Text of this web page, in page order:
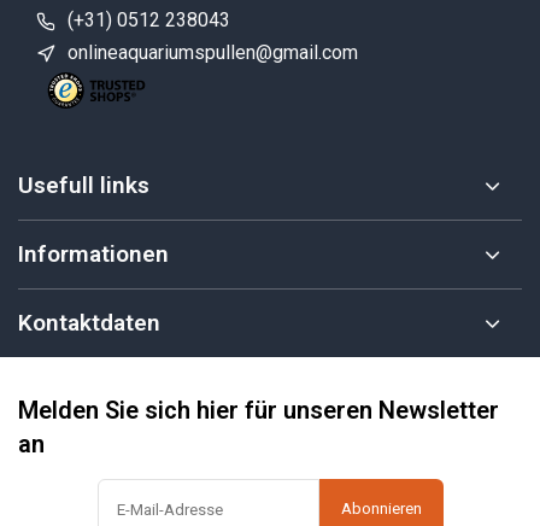
(+31) 0512 238043
onlineaquariumspullen@gmail.com
Usefull links
Informationen
Kontaktdaten
Melden Sie sich hier für unseren Newsletter
an
Abonnieren